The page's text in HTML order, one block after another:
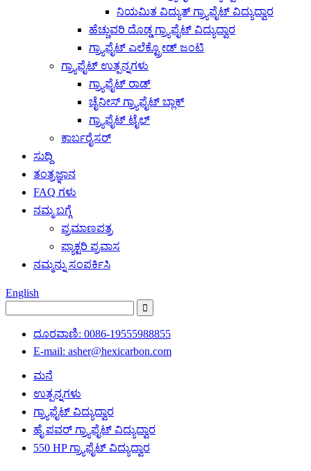
ನಿಯಮಿತ ವಿದ್ಯುತ್ ಗ್ರ್ಯಾಫೈಟ್ ವಿದ್ಯುದ್ವಾರ
ಹೆಚ್ಚುವರಿ ದೊಡ್ಡ ಗ್ರ್ಯಾಫೈಟ್ ವಿದ್ಯುದ್ವಾರ
ಗ್ರ್ಯಾಫೈಟ್ ಎಲೆಕ್ಟ್ರೋಡ್ ಜಂಟಿ
ಗ್ರ್ಯಾಫೈಟ್ ಉತ್ಪನ್ನಗಳು
ಗ್ರ್ಯಾಫೈಟ್ ರಾಡ್
ಚೈನೀಸ್ ಗ್ರ್ಯಾಫೈಟ್ ಬ್ಲಾಕ್
ಗ್ರ್ಯಾಫೈಟ್ ಟೈಲ್
ಕಾರ್ಬರೈಸರ್
ಸುದ್ದಿ
ತಂತ್ರಜ್ಞಾನ
FAQ ಗಳು
ನಮ್ಮ ಬಗ್ಗೆ
ಪ್ರಮಾಣಪತ್ರ
ಫ್ಯಾಕ್ಟರಿ ಪ್ರವಾಸ
ನಮ್ಮನ್ನು ಸಂಪರ್ಕಿಸಿ
English
ದೂರವಾಣಿ: 0086-19555988855
E-mail: asher@hexicarbon.com
ಮನೆ
ಉತ್ಪನ್ನಗಳು
ಗ್ರ್ಯಾಫೈಟ್ ವಿದ್ಯುದ್ವಾರ
ಹೈ ಪವರ್ ಗ್ರ್ಯಾಫೈಟ್ ವಿದ್ಯುದ್ವಾರ
550 HP ಗ್ರ್ಯಾಫೈಟ್ ವಿದ್ಯುದ್ವಾರ